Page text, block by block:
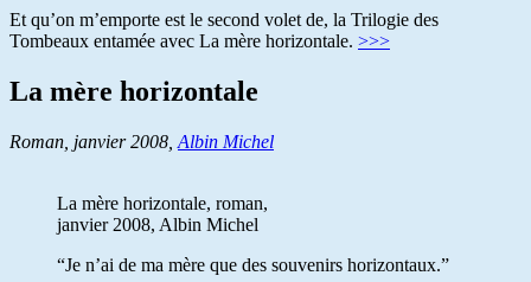
Et qu’on m’emporte est le second volet de, la Trilogie des
Tombeaux entamée avec La mère horizontale. >>>
La mère horizontale
Roman, janvier 2008, Albin Michel
La mère horizontale, roman,
janvier 2008, Albin Michel
“Je n’ai de ma mère que des souvenirs horizontaux.”